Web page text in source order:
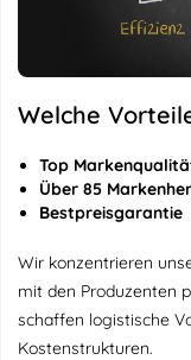
Welche
Top
Über 85
Bestpreisgarantie
Wir konzentrieren
mit den Produzenten
schaffen logistische
Kostenstrukturen.